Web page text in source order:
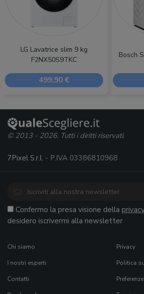
LG Lavatrice slim 9 kg
F2NX50S9TKC
499,90 €
Bosch
© 2013 - 2026. Tutti i diritti riservati.
7Pixel S.r.l. - P.IVA 03386810968
Confermo la presa visione della
desidero iscrivermi alla newsletter
Chi siamo
I nostri esperti
Contatti
Privacy
Politica